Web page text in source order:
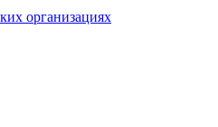
организациях